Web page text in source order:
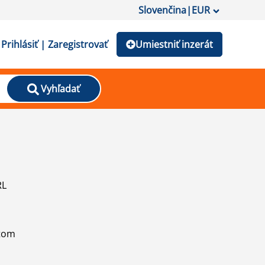
Slovenčina|EUR
Prihlásiť | Zaregistrovať Umiestniť inzerát
Vyhľadať